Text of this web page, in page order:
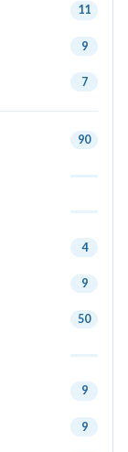
11
9
7
90
4
9
50
9
9